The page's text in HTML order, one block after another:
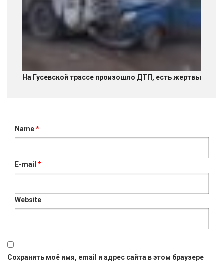
На Гусевской трассе произошло ДТП, есть жертвы
Name*
E-mail *
Website
Сохранить моё имя, email и адрес сайта в этом браузере